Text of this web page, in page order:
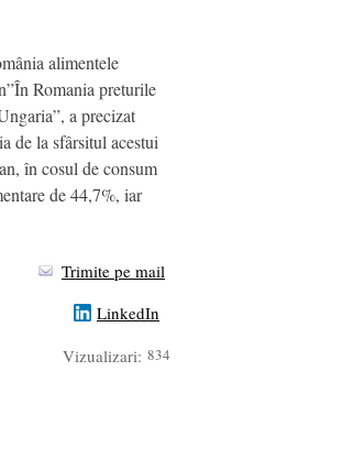
alimentele
Romania preturile
a precizat
de la sfârsitul acestui
în cosul de consum
de 44,7%, iar
Trimite pe mail
LinkedIn
Vizualizari: 834